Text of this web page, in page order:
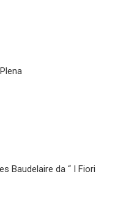
Baudelaire da “ I Fiori